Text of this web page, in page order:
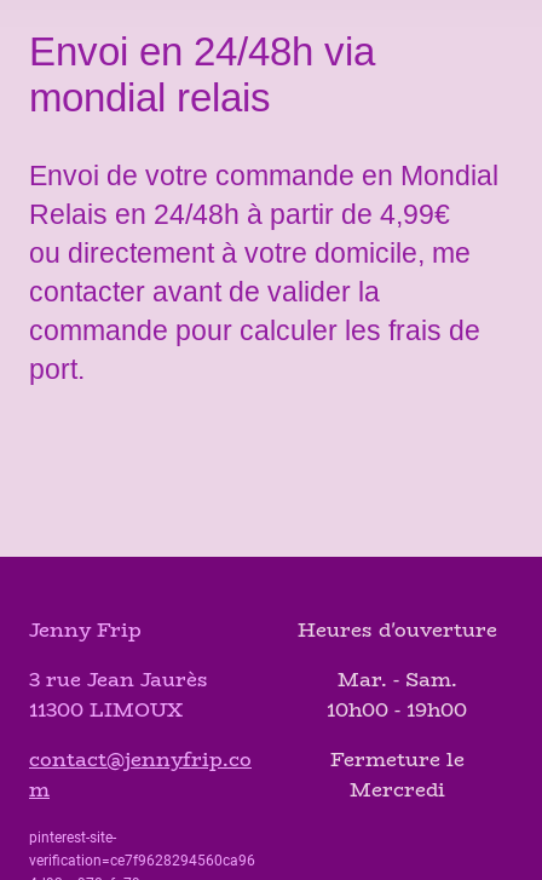
Envoi en 24/48h via
mondial relais
Envoi de votre commande en Mondial
Relais en 24/48h à partir de 4,99€
ou directement à votre domicile, me
contacter avant de valider la
commande pour calculer les frais de
port.
Jenny Frip
3 rue Jean Jaurès
11300 LIMOUX
contact@jennyfrip.co
m
pinterest-site-
verification=ce7f9628294560ca96
Heures d'ouverture
Mar. - Sam.
10h00 - 19h00
Fermeture le
Mercredi